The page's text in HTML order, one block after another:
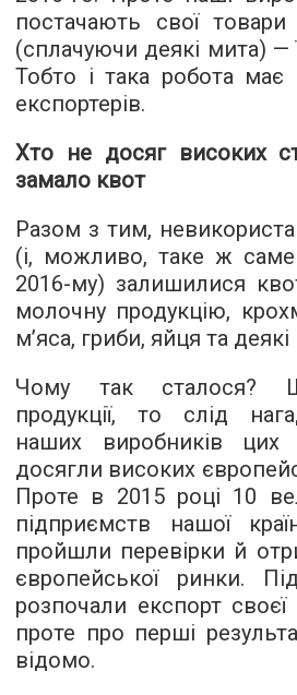
постачають свої
(сплачуючи деякі мита) —
Тобто і така робота
експортерів.
Хто не досяг високих
замало квот
Разом з тим,
(і, можливо, таке ж саме
2016-му) залишилися
молочну продукцію,
м’яса, гриби, яйця та деякі
Чому так сталося?
продукції, то слід
наших виробників
досягли високих
Проте в 2015 році 10
підприємств нашої
пройшли перевірки й
європейської ринки.
розпочали експорт своєї
проте про перші
відомо.